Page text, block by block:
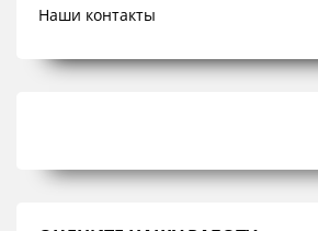
Наши контакты